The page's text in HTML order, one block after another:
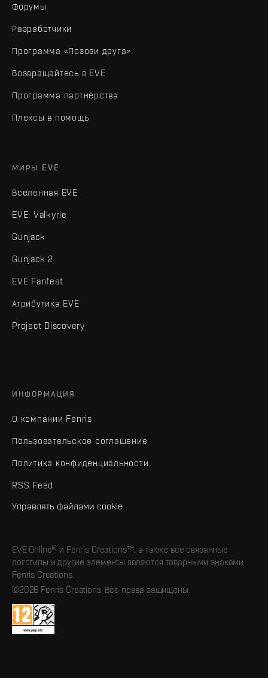
Форумы
Разработчики
Программа «Позови друга»
Возвращайтесь в EVE
Программа партнёрства
Плексы в помощь
МИРЫ EVE
Вселенная EVE
EVE: Valkyrie
Gunjack
Gunjack 2
EVE Fanfest
Атрибутика EVE
Project Discovery
ИНФОРМАЦИЯ
О компании Fenris
Пользовательское соглашение
Политика конфиденциальности
RSS Feed
Управлять файлами cookie
EVE Online® и Fenris Creations™, а также все связанные
логотипы и другие элементы являются товарными знаками
Fenris Creations.
©2026 Fenris Creations. Все права защищены.